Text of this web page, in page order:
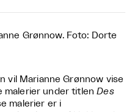
Grønnow. Foto: Dorte
vil Marianne Grønnow vise
malerier under titlenDes
malerier er i